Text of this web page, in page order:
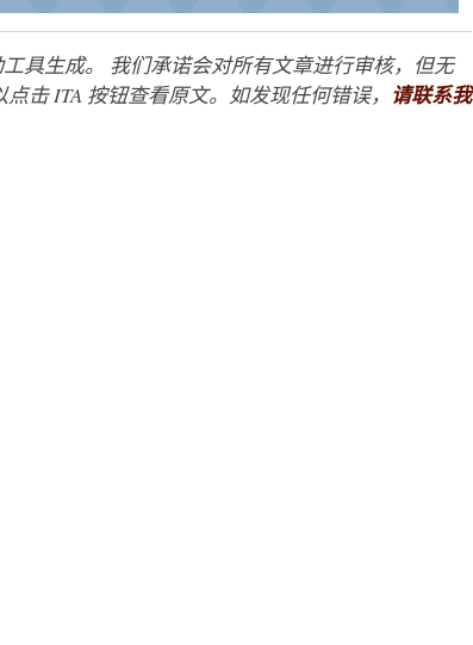
具生成。 我们承诺会对所有文章进行审核，但无
击 ITA 按钮查看原文。如发现任何错误， 请联系我